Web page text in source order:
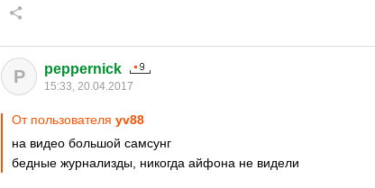
P peppernick
15:33, 20.04.2017
От пользователя yv88
на видео большой самсунг
бедные журнализды, никогда айфона не видели